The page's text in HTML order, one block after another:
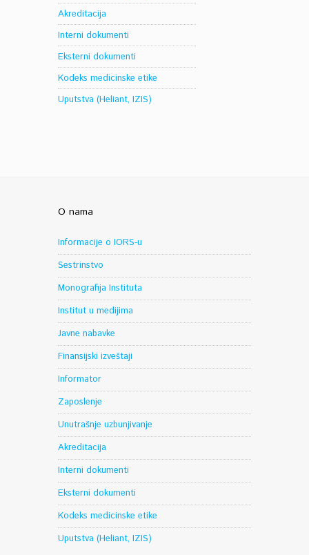
Akreditacija
Interni dokumenti
Eksterni dokumenti
Kodeks medicinske etike
Uputstva (Heliant, IZIS)
O nama
Informacije o IORS-u
Sestrinstvo
Monografija Instituta
Institut u medijima
Javne nabavke
Finansijski izveštaji
Informator
Zaposlenje
Unutrašnje uzbunjivanje
Akreditacija
Interni dokumenti
Eksterni dokumenti
Kodeks medicinske etike
Uputstva (Heliant, IZIS)